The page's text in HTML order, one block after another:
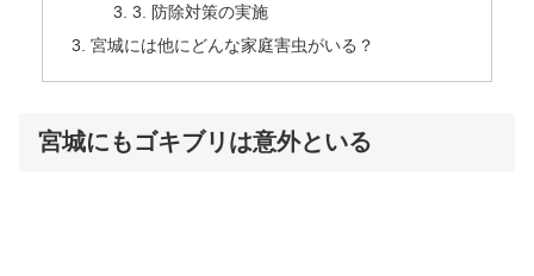
3. 防除対策の実施
宮城には他にどんな家庭害虫がいる？
宮城にもゴキブリは意外といる